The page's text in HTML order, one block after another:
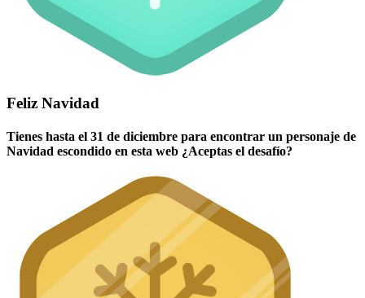
Feliz Navidad
Tienes hasta el 31 de diciembre para encontrar un personaje de
Navidad escondido en esta web ¿Aceptas el desafío?